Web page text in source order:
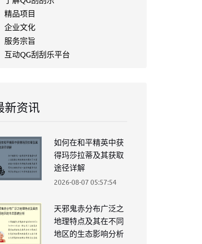
精品项目
企业文化
服务宗旨
互动QG刮刮乐平台
新资讯
如何在和平精英中获
得玛莎拉蒂及其获取
途径详解
2026-08-07 05:57:54
天邪鬼赤分布广泛之
地理特点及其在不同
地区的生态影响分析